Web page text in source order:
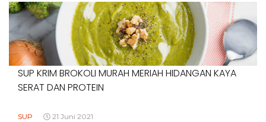
SUP KRIM BROKOLI MURAH MERIAH HIDANGAN KAYA
SERAT DAN PROTEIN
SUP 21 Juni 2021